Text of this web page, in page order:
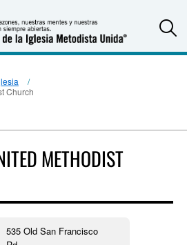
Church
METHODIST
535 Old San Francisco